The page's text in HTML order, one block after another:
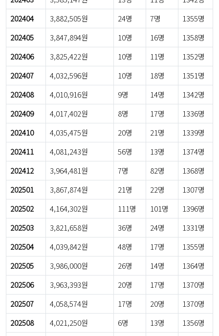
202404
3,882,505원 24명 7명
1355명
202405
3,847,894원 10명 16명
1358명
202406
3,825,422원 10명 11명
1352명
202407
4,032,596원 10명 18명
1351명
202408
4,010,916원 9명 14명
1342명
202409
4,017,402원 8명 17명
1336명
202410
4,035,475원 20명 21명
1339명
202411
4,081,243원 56명 13명
1374명
202412
3,964,481원 7명 82명
1368명
202501
3,867,874원 21명 22명
1307명
202502
4,164,302원 111명 101명
1396명
202503
3,821,658원 36명 24명
1331명
202504
4,039,842원 48명 17명
1355명
202505
3,986,000원 26명 14명
1364명
202506
3,963,393원 20명 17명
1370명
202507
4,058,574원 17명 20명
1370명
202508
4,021,250원 6명 13명
1356명